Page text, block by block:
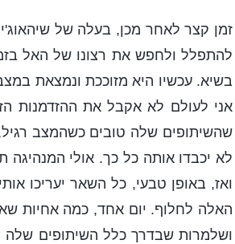
זמן קצר לאחר מכן, בעלה של
להתפלל ולחפש את רצונו של האל
בשיא. עכשיו היא מזוככת ונמצאת
אני לעולם לא אקבל את ההזדמנות
שהשיתופים שלה טובים כשהמצב
לא יכבדו אותה כל כך. אולי
ואז, באופן טבעי, כל השאר יעריכו
האלה לחלוף. יום אחד, כמה אחיות
ושלמרות שבדרך כלל השיתופים שלה